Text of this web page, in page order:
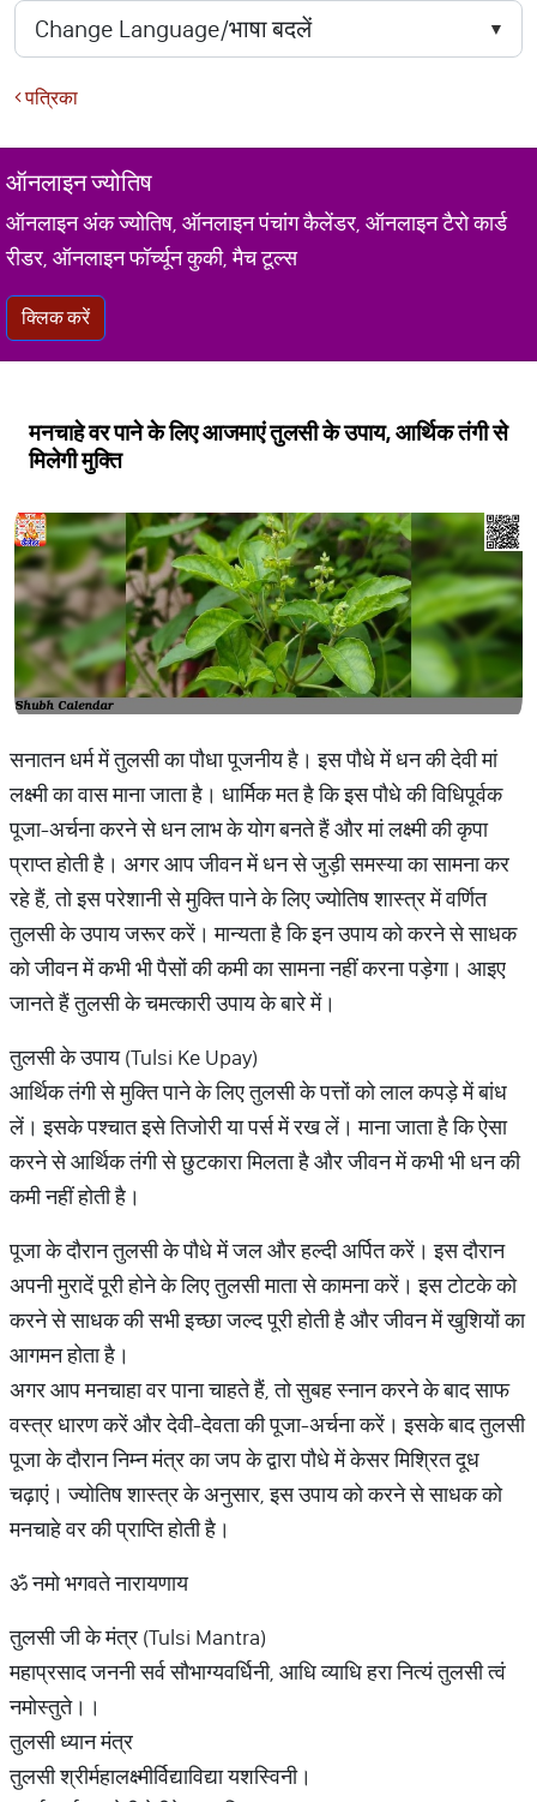
पत्रिका
ऑनलाइन ज्योतिष
ऑनलाइन अंक ज्योतिष, ऑनलाइन पंचांग कैलेंडर, ऑनलाइन टैरो कार्ड
रीडर, ऑनलाइन फॉर्च्यून कुकी, मैच टूल्स
क्लिक करें
मनचाहे वर पाने के लिए आजमाएं तुलसी के उपाय, आर्थिक तंगी से
मिलेगी मुक्ति
सनातन धर्म में तुलसी का पौधा पूजनीय है। इस पौधे में धन की देवी मां
लक्ष्मी का वास माना जाता है। धार्मिक मत है कि इस पौधे की विधिपूर्वक
पूजा-अर्चना करने से धन लाभ के योग बनते हैं और मां लक्ष्मी की कृपा
प्राप्त होती है। अगर आप जीवन में धन से जुड़ी समस्या का सामना कर
रहे हैं, तो इस परेशानी से मुक्ति पाने के लिए ज्योतिष शास्त्र में वर्णित
तुलसी के उपाय जरूर करें। मान्यता है कि इन उपाय को करने से साधक
को जीवन में कभी भी पैसों की कमी का सामना नहीं करना पड़ेगा। आइए
जानते हैं तुलसी के चमत्कारी उपाय के बारे में।
तुलसी के उपाय (Tulsi Ke Upay)
आर्थिक तंगी से मुक्ति पाने के लिए तुलसी के पत्तों को लाल कपड़े में बांध
लें। इसके पश्चात इसे तिजोरी या पर्स में रख लें। माना जाता है कि ऐसा
करने से आर्थिक तंगी से छुटकारा मिलता है और जीवन में कभी भी धन की
कमी नहीं होती है।
पूजा के दौरान तुलसी के पौधे में जल और हल्दी अर्पित करें। इस दौरान
अपनी मुरादें पूरी होने के लिए तुलसी माता से कामना करें। इस टोटके को
करने से साधक की सभी इच्छा जल्द पूरी होती है और जीवन में खुशियों का
आगमन होता है।
अगर आप मनचाहा वर पाना चाहते हैं, तो सुबह स्नान करने के बाद साफ
वस्त्र धारण करें और देवी-देवता की पूजा-अर्चना करें। इसके बाद तुलसी
पूजा के दौरान निम्न मंत्र का जप के द्वारा पौधे में केसर मिश्रित दूध
चढ़ाएं। ज्योतिष शास्त्र के अनुसार, इस उपाय को करने से साधक को
मनचाहे वर की प्राप्ति होती है।
ॐ नमो भगवते नारायणाय
तुलसी जी के मंत्र (Tulsi Mantra)
महाप्रसाद जननी सर्व सौभाग्यवर्धिनी, आधि व्याधि हरा नित्यं तुलसी त्वं
नमोस्तुते।।
तुलसी ध्यान मंत्र
तुलसी श्रीर्महालक्ष्मीर्विद्याविद्या यशस्विनी।